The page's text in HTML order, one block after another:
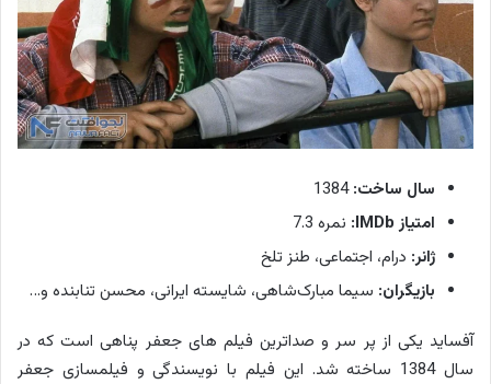
سال ساخت:1384
امتیاز IMDb:
نمره 7.3
ژانر: درام، اجتماعی، طنز تلخ
بازیگران: سیما مبارک‌شاهی، شایسته ایرانی، محسن تنابنده و…
آفساید یکی از پر سر و صداترین فیلم ‌های جعفر پناهی است که در
سال 1384 ساخته شد. این فیلم با نویسندگی و فیلمسازی جعفر